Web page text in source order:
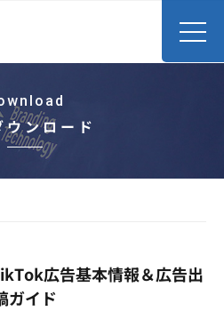
ウンロード
広告基本情報＆広告出
ガイド